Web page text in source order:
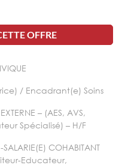
OFFRE
/ Encadrant(e) Soins
– (AES, AVS,
Spécialisé) – H/F
COHABITANT
Educateur,